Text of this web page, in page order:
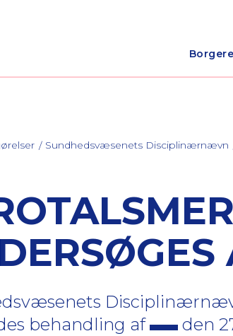
Borgere
Sundhedsvæsenets Disciplinærnævn
behandling af
den